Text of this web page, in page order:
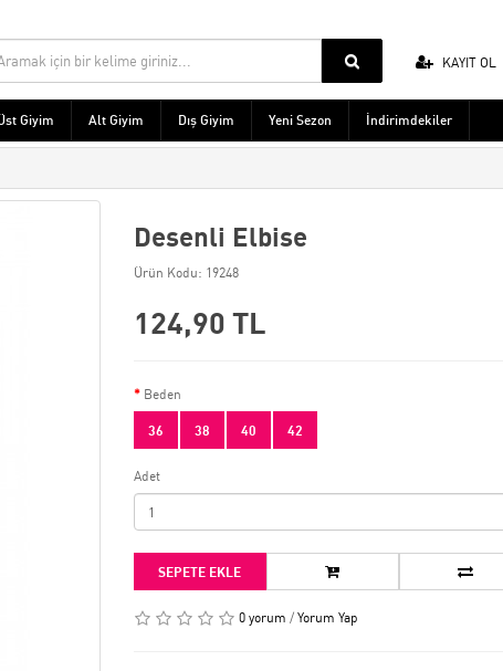
KAYIT OL
Giyim Alt Giyim Dış Giyim Yeni Sezon İndirimdekiler
Desenli Elbise
Ürün Kodu: 19248
124,90 TL
Beden
36 38 40 42
Adet
SEPETE EKLE
0 yorum / Yorum Yap